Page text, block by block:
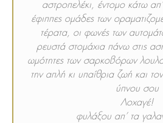
αστροπελέκι, έντομο κάτω
έφιππες ομάδες των
τέρατα, οι φωνές των
ρευστά στομάχια πάνω στις
ωμότητες των σαρκοβόρων
την απλή κι υπαίθρια ζωή και
ύπνου σου
Λοχαγέ!
φυλάξου απ’ τα